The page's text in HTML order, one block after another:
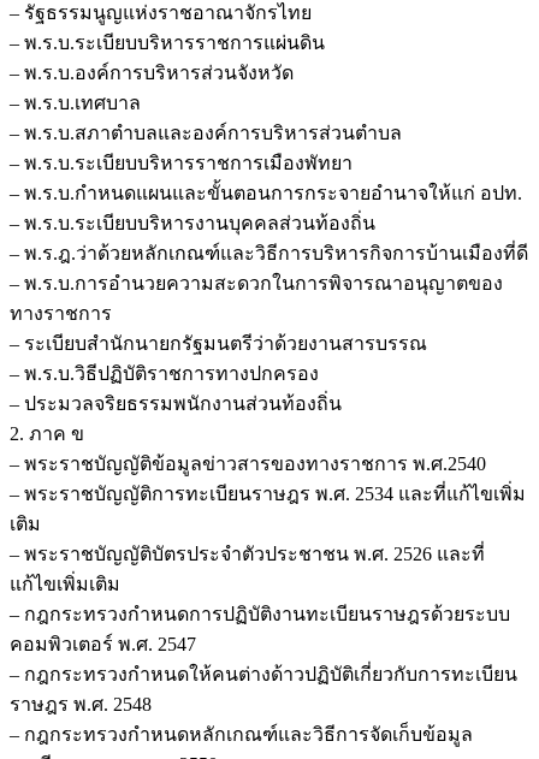
– รัฐธรรมนูญแห่งราชอาณาจักรไทย
– พ.ร.บ.ระเบียบบริหารราชการแผ่นดิน
– พ.ร.บ.องค์การบริหารส่วนจังหวัด
– พ.ร.บ.เทศบาล
– พ.ร.บ.สภาตำบลและองค์การบริหารส่วนตำบล
– พ.ร.บ.ระเบียบบริหารราชการเมืองพัทยา
– พ.ร.บ.กำหนดแผนและขั้นตอนการกระจายอำนาจให้แก่ อปท.
– พ.ร.บ.ระเบียบบริหารงานบุคคลส่วนท้องถิ่น
– พ.ร.ฎ.ว่าด้วยหลักเกณฑ์และวิธีการบริหารกิจการบ้านเมืองที่ดี
– พ.ร.บ.การอำนวยความสะดวกในการพิจารณาอนุญาตของ
ทางราชการ
– ระเบียบสำนักนายกรัฐมนตรีว่าด้วยงานสารบรรณ
– พ.ร.บ.วิธีปฏิบัติราชการทางปกครอง
– ประมวลจริยธรรมพนักงานส่วนท้องถิ่น
2. ภาค ข
– พระราชบัญญัติข้อมูลข่าวสารของทางราชการ พ.ศ.2540
– พระราชบัญญัติการทะเบียนราษฎร พ.ศ. 2534 และที่แก้ไขเพิ่ม
เติม
– พระราชบัญญัติบัตรประจำตัวประชาชน พ.ศ. 2526 และที่
แก้ไขเพิ่มเติม
– กฎกระทรวงกำหนดการปฏิบัติงานทะเบียนราษฎรด้วยระบบ
คอมพิวเตอร์ พ.ศ. 2547
– กฎกระทรวงกำหนดให้คนต่างด้าวปฏิบัติเกี่ยวกับการทะเบียน
ราษฎร พ.ศ. 2548
– กฎกระทรวงกำหนดหลักเกณฑ์และวิธีการจัดเก็บข้อมูล